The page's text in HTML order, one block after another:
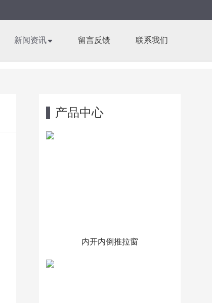
新闻资讯 留言反馈 联系我们
产品中心
内开内倒推拉窗